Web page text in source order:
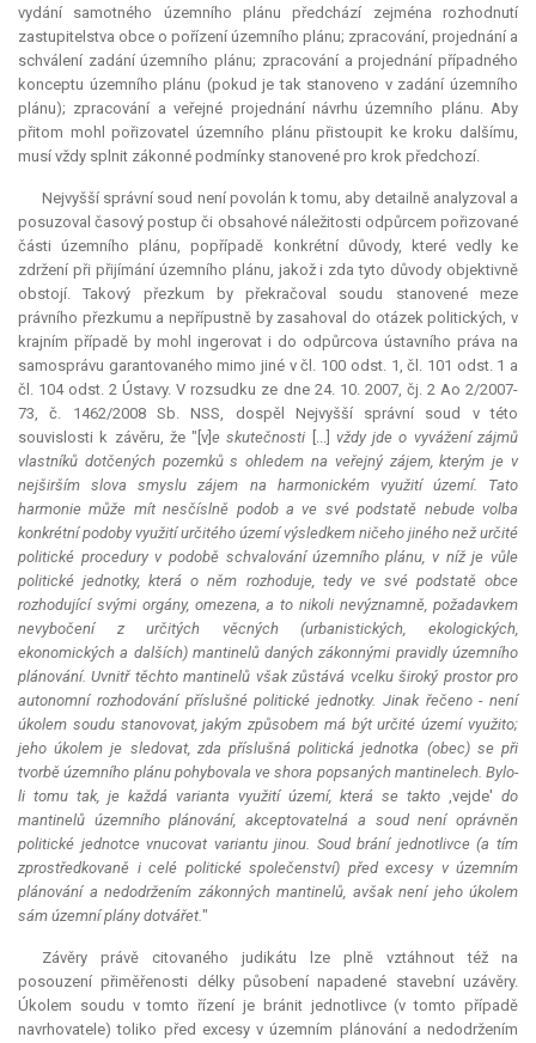
vydání samotného územního plánu předchází zejména rozhodnutí
zastupitelstva obce o pořízení územního plánu; zpracování, projednání a
schválení zadání územního plánu; zpracování a projednání případného
konceptu územního plánu (pokud je tak stanoveno v zadání územního
plánu); zpracování a veřejné projednání návrhu územního plánu. Aby
přitom mohl pořizovatel územního plánu přistoupit ke kroku dalšímu,
musí vždy splnit zákonné podmínky stanovené pro krok předchozí.
Nejvyšší správní soud není povolán k tomu, aby detailně analyzoval a
posuzoval časový postup či obsahové náležitosti odpůrcem pořizované
části územního plánu, popřípadě konkrétní důvody, které vedly ke
zdržení při přijímání územního plánu, jakož i zda tyto důvody objektivně
obstojí. Takový přezkum by překračoval soudu stanovené meze
právního přezkumu a nepřípustně by zasahoval do otázek politických, v
krajním případě by mohl ingerovat i do odpůrcova ústavního práva na
samosprávu garantovaného mimo jiné v čl. 100 odst. 1, čl. 101 odst. 1 a
čl. 104 odst. 2 Ústavy. V rozsudku ze dne 24. 10. 2007, čj. 2 Ao 2/2007-
73, č. 1462/2008 Sb. NSS, dospěl Nejvyšší správní soud v této
souvislosti k závěru, že "[v]e skutečnosti [...] vždy jde o vyvážení zájmů
vlastníků dotčených pozemků s ohledem na veřejný zájem, kterým je v
nejširším slova smyslu zájem na harmonickém využití území. Tato
harmonie může mít nesčíslně podob a ve své podstatě nebude volba
konkrétní podoby využití určitého území výsledkem ničeho jiného než určité
politické procedury v podobě schvalování územního plánu, v níž je vůle
politické jednotky, která o něm rozhoduje, tedy ve své podstatě obce
rozhodující svými orgány, omezena, a to nikoli nevýznamně, požadavkem
nevybočení z určitých věcných (urbanistických, ekologických,
ekonomických a dalších) mantinelů daných zákonnými pravidly územního
plánování. Uvnitř těchto mantinelů však zůstává vcelku široký prostor pro
autonomní rozhodování příslušné politické jednotky. Jinak řečeno - není
úkolem soudu stanovovat, jakým způsobem má být určité území využito;
jeho úkolem je sledovat, zda příslušná politická jednotka (obec) se při
tvorbě územního plánu pohybovala ve shora popsaných mantinelech. Bylo-
li tomu tak, je každá varianta využití území, která se takto ,vejde' do
mantinelů územního plánování, akceptovatelná a soud není oprávněn
politické jednotce vnucovat variantu jinou. Soud brání jednotlivce (a tím
zprostředkovaně i celé politické společenství) před excesy v územním
plánování a nedodržením zákonných mantinelů, avšak není jeho úkolem
sám územní plány dotvářet."
Závěry právě citovaného judikátu lze plně vztáhnout též na
posouzení přiměřenosti délky působení napadené stavební uzávěry.
Úkolem soudu v tomto řízení je bránit jednotlivce (v tomto případě
navrhovatele) toliko před excesy v územním plánování a nedodržením